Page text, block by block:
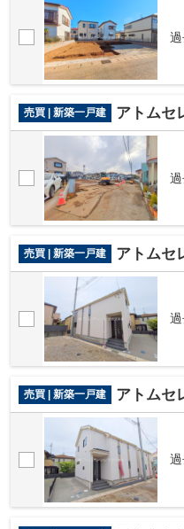
売買 | 新築一戸建 アトムセレ
売買 | 新築一戸建 アトムセレ
売買 | 新築一戸建 アトムセレ